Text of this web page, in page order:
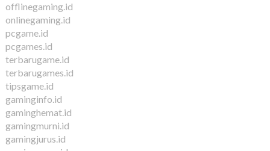
offlinegaming.id
onlinegaming.id
pcgame.id
pcgames.id
terbarugame.id
terbarugames.id
tipsgame.id
gaminginfo.id
gaminghemat.id
gamingmurni.id
gamingjurus.id